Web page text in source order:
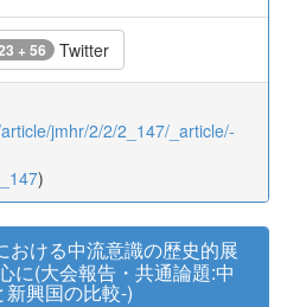
+ 56 Twitter
jmhr/2/2/2_147/_article/-
)
おける中流意識の歴史的展
に(大会報告・共通論題:中
興国の比較-)